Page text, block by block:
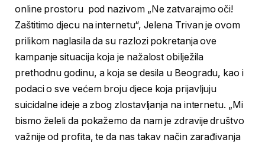
online prostoru pod nazivom „Ne zatvarajmo oči!
Zaštitimo djecu na internetu“, Jelena Trivan je ovom
prilikom naglasila da su razlozi pokretanja ove
kampanje situacija koja je nažalost obilježila
prethodnu godinu, a koja se desila u Beogradu, kao i
podaci o sve većem broju djece koja prijavljuju
suicidalne ideje a zbog zlostavljanja na internetu. „Mi
bismo želeli da pokažemo da nam je zdravije društvo
važnije od profita, te da nas takav način zarađivanja